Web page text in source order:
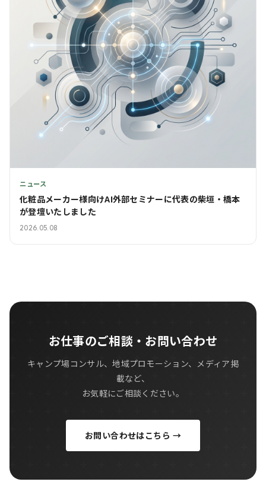
ニュース
化粧品メーカー様向けAI外部セミナーに代表の柴垣・橋本
が登壇いたしました
2026.05.08
お仕事のご相談・お問い合わせ
キャンプ場コンサル、地域プロモーション、メディア掲
載など、
お気軽にご相談ください。
お問い合わせはこちら →